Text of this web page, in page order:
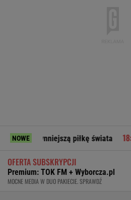
NOWEpiłkę świata Tak FC
OFERTA SUBSKRYPCJI
Premium: TOK FM + Wyborcza.pl
MOCNE MEDIA W DUO PAKIECIE. SPRAWDŹ